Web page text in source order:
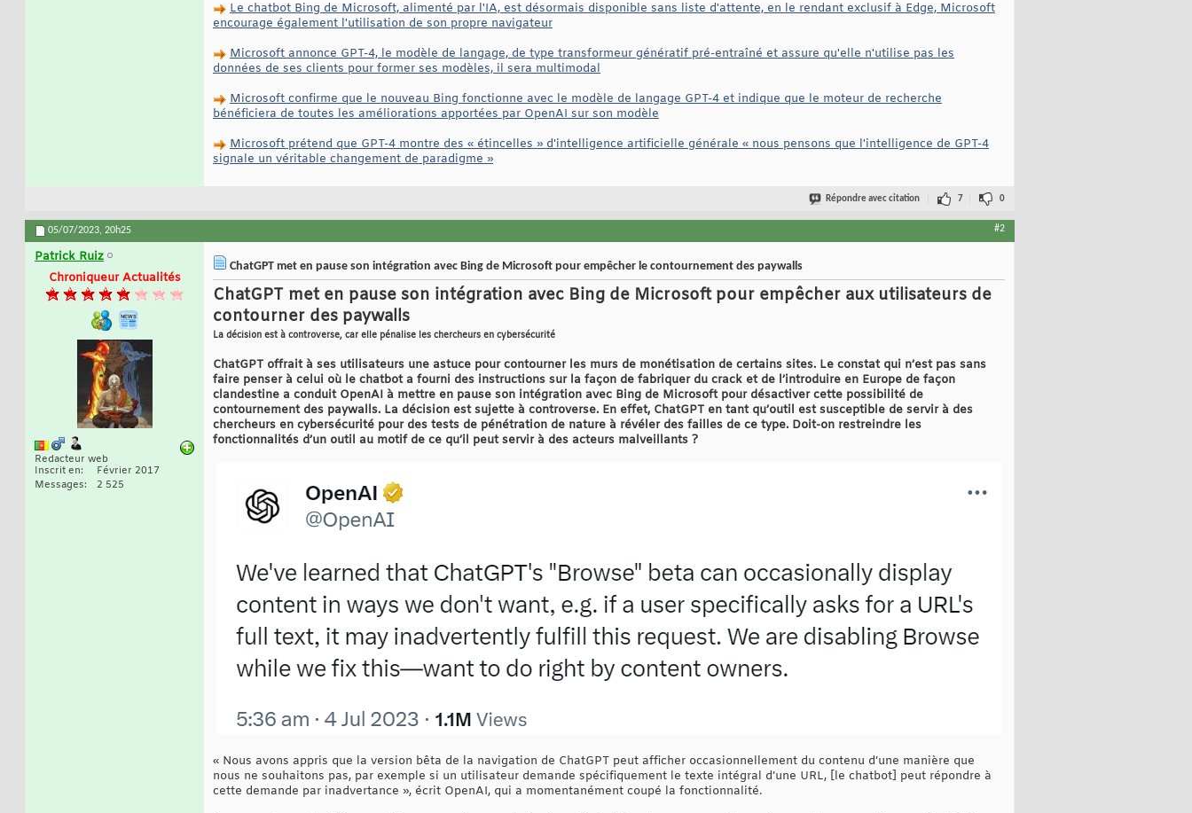
Le chatbot Bing de Microsoft, alimenté par l'IA, est désormais disponible sans liste d'attente, en le rendant exclusif à Edge, Microsoft
encourage également l'utilisation de son propre navigateur
Microsoft annonce GPT-4, le modèle de langage, de type transformeur génératif pré-entraîné et assure qu'elle n'utilise pas les
données de ses clients pour former ses modèles, il sera multimodal
Microsoft confirme que le nouveau Bing fonctionne avec le modèle de langage GPT-4 et indique que le moteur de recherche
bénéficiera de toutes les améliorations apportées par OpenAI sur son modèle
Microsoft prétend que GPT-4 montre des « étincelles » d'intelligence artificielle générale « nous pensons que l'intelligence de GPT-4
signale un véritable changement de paradigme »
Répondre avec citation 7 0
05/07/2023, 20h25 #2
Patrick Ruiz
Chroniqueur Actualités
Redacteur web
Inscrit en
Février 2017
Messages
2 525
ChatGPT met en pause son intégration avec Bing de Microsoft pour empêcher le contournement des paywalls
ChatGPT met en pause son intégration avec Bing de Microsoft pour empêcher aux utilisateurs de
contourner des paywalls
La décision est à controverse, car elle pénalise les chercheurs en cybersécurité
ChatGPT offrait à ses utilisateurs une astuce pour contourner les murs de monétisation de certains sites. Le constat qui n’est pas sans
faire penser à celui où le chatbot a fourni des instructions sur la façon de fabriquer du crack et de l’introduire en Europe de façon
clandestine a conduit OpenAI à mettre en pause son intégration avec Bing de Microsoft pour désactiver cette possibilité de
contournement des paywalls. La décision est sujette à controverse. En effet, ChatGPT en tant qu’outil est susceptible de servir à des
chercheurs en cybersécurité pour des tests de pénétration de nature à révéler des failles de ce type. Doit-on restreindre les
fonctionnalités d’un outil au motif de ce qu’il peut servir à des acteurs malveillants ?
« Nous avons appris que la version bêta de la navigation de ChatGPT peut afficher occasionnellement du contenu d’une manière que
nous ne souhaitons pas, par exemple si un utilisateur demande spécifiquement le texte intégral d’une URL, [le chatbot] peut répondre à
cette demande par inadvertance », écrit OpenAI, qui a momentanément coupé la fonctionnalité.